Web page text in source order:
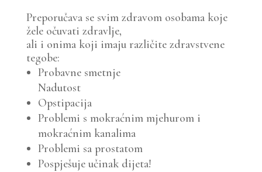
Preporučava se svim zdravom osobama koje
žele očuvati zdravlje,
ali i onima koji imaju različite zdravstvene
tegobe:
Probavne smetnje
Nadutost
Opstipacija
Problemi s mokraćnim mjehurom i
mokraćnim kanalima
Problemi sa prostatom
Pospješuje učinak dijeta!